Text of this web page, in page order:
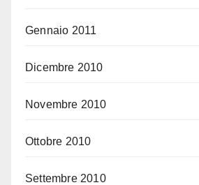
Gennaio 2011
Dicembre 2010
Novembre 2010
Ottobre 2010
Settembre 2010